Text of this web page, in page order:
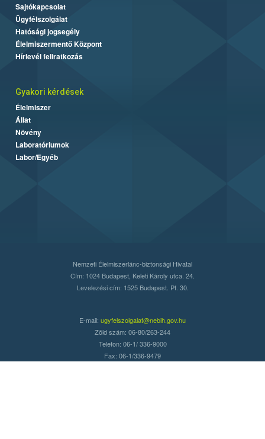
Sajtókapcsolat
Ügyfélszolgálat
Hatósági jogsegély
Élelmiszermentő Központ
Hírlevél feliratkozás
Gyakori kérdések
Élelmiszer
Állat
Növény
Laboratóriumok
Labor/Egyéb
Nemzeti Élelmiszerlánc-biztonsági Hivatal
Cím: 1024 Budapest, Keleti Károly utca. 24.
Levelezési cím: 1525 Budapest. Pf. 30.
E-mail: ugyfelszolgalat@nebih.gov.hu
Zöld szám: 06-80/263-244
Telefon: 06-1/ 336-9000
Fax: 06-1/336-9479